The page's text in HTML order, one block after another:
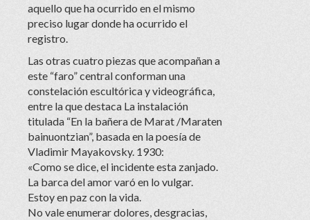
aquello que ha ocurrido en el mismo
preciso lugar donde ha ocurrido el
registro.
Las otras cuatro piezas que acompañan a
este “faro” central conforman una
constelación escultórica y videográfica,
entre la que destaca La instalación
titulada “En la bañera de Marat /Maraten
bainuontzian”, basada en la poesía de
Vladimir Mayakovsky. 1930:
«Como se dice, el incidente esta zanjado.
La barca del amor varó en lo vulgar.
Estoy en paz con la vida.
No vale enumerar dolores, desgracias,